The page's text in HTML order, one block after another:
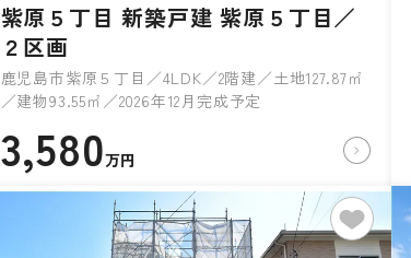
紫原５丁目 新築戸建 紫原５丁目／
２区画
鹿児島市紫原５丁目／4LDK／2階建／土地127.87㎡
／建物93.55㎡／2026年12月完成予定
3,580万円